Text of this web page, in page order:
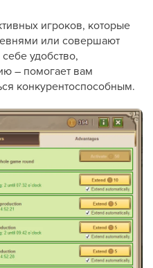
игроков, которые
или совершают
удобство,
– помогает вам
конкурентоспособным.